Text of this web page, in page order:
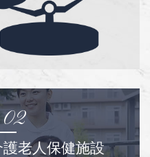
02
老人保健施設